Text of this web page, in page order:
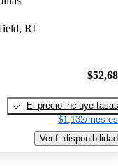
RI
El precio incluye tasas
$1,132/mes
Verif. disponibilidad